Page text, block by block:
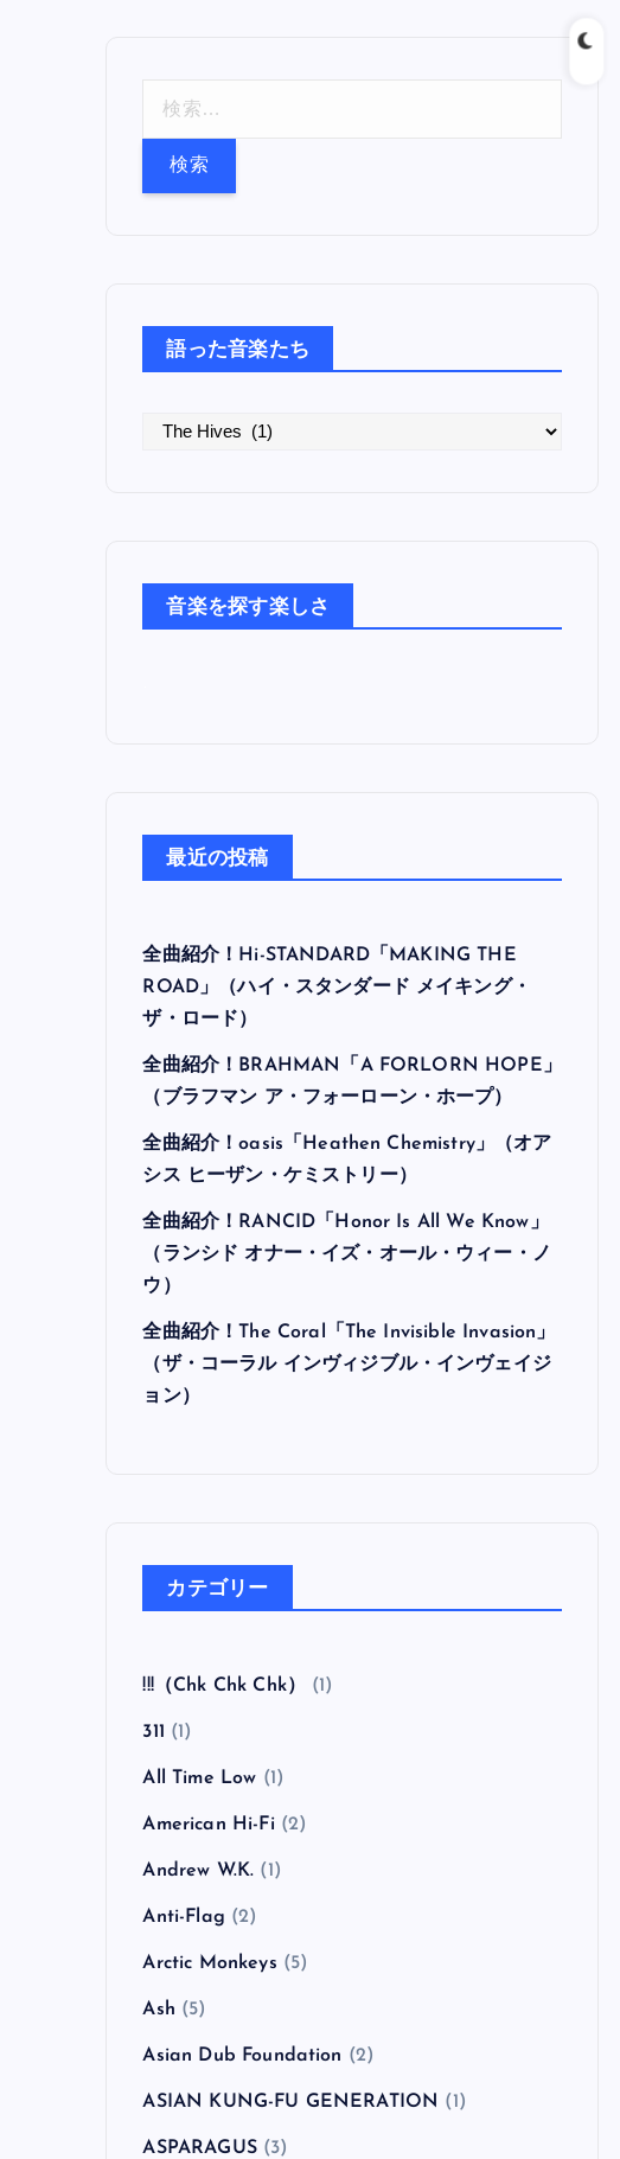
語った音楽たち
た
音楽を探す楽しさ
最近の投稿
全曲紹介！Hi-STANDARD「MAKING THE
ROAD」（ハイ・スタンダード メイキング・
ザ・ロード）
全曲紹介！BRAHMAN「A FORLORN HOPE」
（ブラフマン ア・フォーローン・ホープ）
全曲紹介！oasis「Heathen Chemistry」（オア
シス ヒーザン・ケミストリー）
全曲紹介！RANCID「Honor Is All We Know」
（ランシド オナー・イズ・オール・ウィー・ノ
ウ）
全曲紹介！The Coral「The Invisible Invasion」
（ザ・コーラル インヴィジブル・インヴェイジ
ョン）
カテゴリー
!!!（Chk Chk Chk） (1)
311 (1)
All Time Low (1)
American Hi-Fi(2)
Andrew W.K. (1)
Anti-Flag (2)
Arctic Monkeys (5)
Ash (5)
Asian Dub Foundation (2)
ASIAN KUNG-FU GENERATION (1)
ASPARAGUS(3)